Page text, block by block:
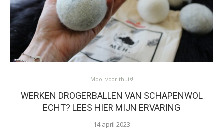
Mooi voor thuis!
WERKEN DROGERBALLEN VAN SCHAPENWOL
ECHT? LEES HIER MIJN ERVARING
14 april 2023